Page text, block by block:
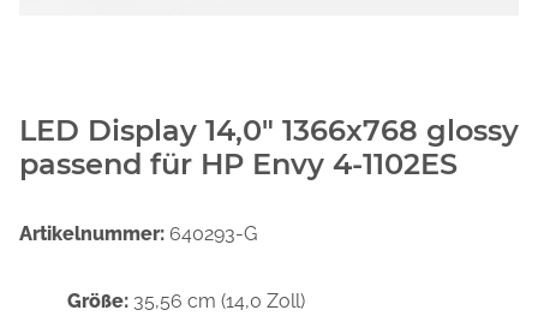
LED Display 14,0" 1366x768 glossy
passend für HP Envy 4-1102ES
Artikelnummer: 640293-G
Größe: 35,56 cm (14,0 Zoll)